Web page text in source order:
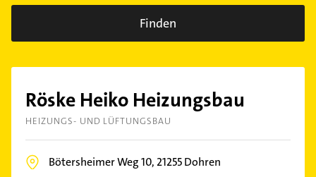
Finden
Röske Heiko Heizungsbau
HEIZUNGS- UND LÜFTUNGSBAU
Bötersheimer Weg 10, 21255Dohren